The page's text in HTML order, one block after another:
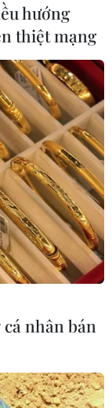
hướng
thiệt mạng
nhân bán